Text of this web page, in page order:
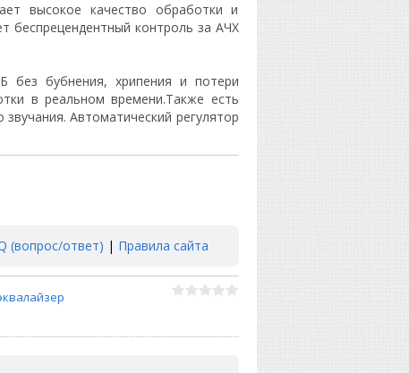
высокое качество обработки и
беспрецендентный контроль за АЧХ
без бубнения, хрипения и потери
в реальном времени.Также есть
Автоматический регулятор
(вопрос/ответ) | Правила сайта